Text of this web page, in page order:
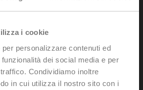
i cookie
personalizzare contenuti ed
dei social media e per
Condividiamo inoltre
in cui utilizza il nostro sito con i
S2/NV24A-